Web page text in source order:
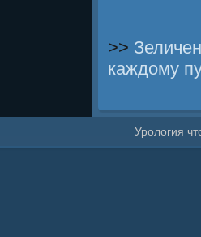
>>
каждому
Урοлогия